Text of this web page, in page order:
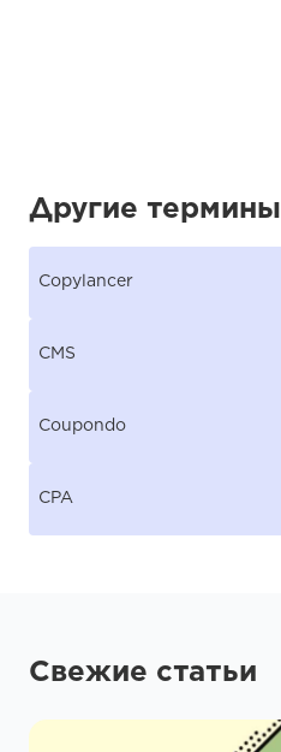
Другие термины
Copylancer
CMS
Coupondo
CPA
Свежие статьи